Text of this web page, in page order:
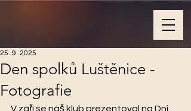
Den spolků Luštěnice -
Fotografie
25. 9. 2025
V září se náš klub prezentoval na Dni